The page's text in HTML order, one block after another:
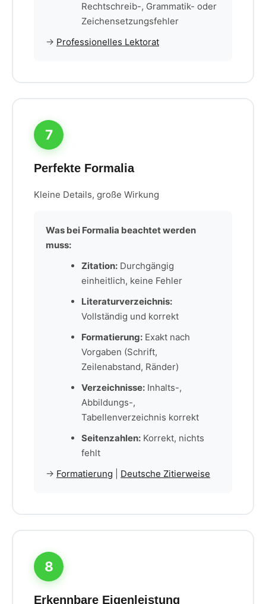
Rechtschreib-, Grammatik- oder
Zeichensetzungsfehler
→ Professionelles Lektorat
7
Perfekte Formalia
Kleine Details, große Wirkung
Was bei Formalia beachtet werden
muss:
Zitation: Durchgängig
einheitlich, keine Fehler
Literaturverzeichnis:
Vollständig und korrekt
Formatierung: Exakt nach
Vorgaben (Schrift,
Zeilenabstand, Ränder)
Verzeichnisse: Inhalts-,
Abbildungs-,
Tabellenverzeichnis korrekt
Seitenzahlen: Korrekt, nichts
fehlt
→ Formatierung Deutsche Zitierweise
8
Erkennbare Eigenleistung